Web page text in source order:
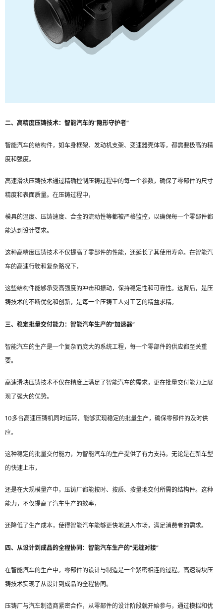
二、高精度压铸技术：智能汽车的“隐形守护者”
智能汽车的结构件，如车身框架、发动机支架、变速器壳体等，都需要极高的精
度和强度。
高速滑块压铸技术通过精确控制压铸过程中的每一个参数，确保了零部件的尺寸
精度和表面质量。在压铸过程中，
模具的温度、压铸速度、合金的流动性等都被严格监控，以确保每一个零部件都
能达到设计要求。
这种高精度压铸技术不仅提高了零部件的性能，还延长了其使用寿命。在智能汽
车的高速行驶和复杂路况下，
这些结构件能够承受高强度的冲击和振动，保持稳定性和可靠性。这背后，是压
铸技术的不断优化和创新，是每一个压铸工人对工艺的精益求精。
三、稳定批量交付能力：智能汽车生产的“加速器”
智能汽车的生产是一个复杂而庞大的系统工程，每一个零部件的供应都至关重
要。
高速滑块压铸技术不仅在精度上满足了智能汽车的需求，更在批量交付能力上展
现了强大的优势。
10多台高速压铸机同时运转，能够实现稳定的批量生产，确保零部件的及时供
应。
这种稳定的批量交付能力，为智能汽车的生产提供了有力支持。无论是在新车型
的快速上市，
还是在大规模量产中，压铸厂都能按时、按质、按量地交付所需的结构件。这种
能力，不仅提高了汽车生产的效率，
还降低了生产成本，使得智能汽车能够更快地进入市场，满足消费者的需求。
四、从设计到成品的全程协同：智能汽车生产的“无缝对接”
在智能汽车的生产中，零部件的设计与制造是一个紧密相连的过程。高速滑块压
铸技术实现了从设计到成品的全程协同。
压铸厂与汽车制造商紧密合作，从零部件的设计阶段就开始参与，通过模拟和优